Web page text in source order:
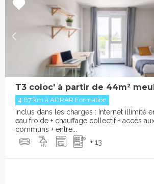
T3 coloc' à partir de 44m²
4.67 km à ADRAR Formation
Inclus dans les charges : Internet illimité
eau froide + chauffage collectif + accès
communs + entre...
+ 13